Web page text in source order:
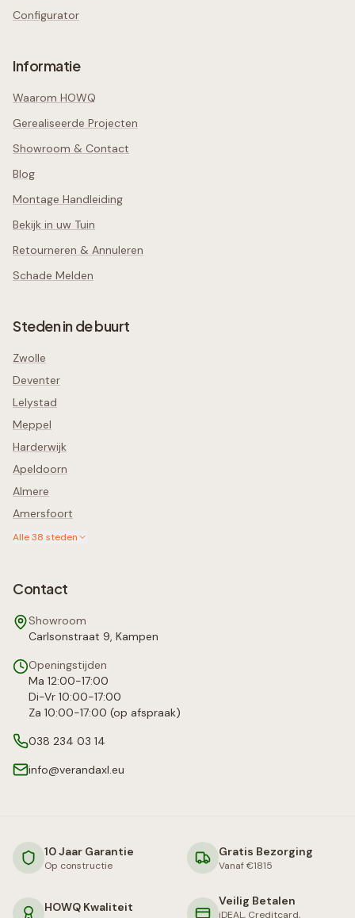
Configurator
Informatie
Waarom HOWQ
Gerealiseerde Projecten
Showroom & Contact
Blog
Montage Handleiding
Bekijk in uw Tuin
Retourneren & Annuleren
Schade Melden
Steden in de buurt
Zwolle
Deventer
Lelystad
Meppel
Harderwijk
Apeldoorn
Almere
Amersfoort
Alle38 steden
Contact
Showroom
Carlsonstraat 9, Kampen
Openingstijden
Ma 12:00-17:00
Di-Vr 10:00-17:00
Za 10:00-17:00 (op afspraak)
038 234 03 14
info@verandaxl.eu
10 Jaar Garantie
Op constructie
Gratis Bezorging
Vanaf €1815
HOWQ Kwaliteit Veilig Betalen
iDEAL, Creditcard,